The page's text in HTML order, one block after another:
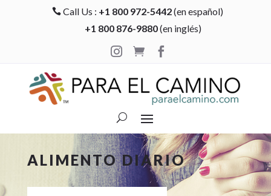
 Call Us : +1 800 972-5442(en español)
+1 800 876-9880(en inglés)

 
ALIMENTO DIARIO